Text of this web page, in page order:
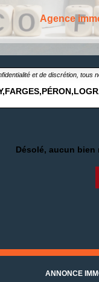
Agence
et de discrétion,
Désolé, aucun bien
ANNONCE